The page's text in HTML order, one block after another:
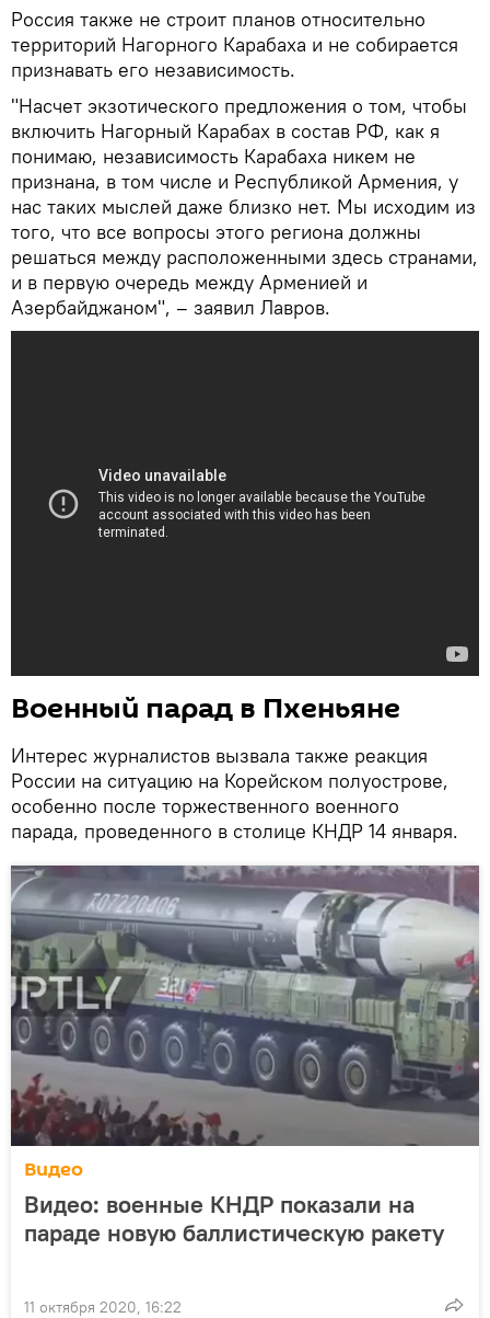
Россия также не строит планов относительно
территорий Нагорного Карабаха и не собирается
признавать его независимость.
"Насчет экзотического предложения о том, чтобы
включить Нагорный Карабах в состав РФ, как я
понимаю, независимость Карабаха никем не
признана, в том числе и Республикой Армения, у
нас таких мыслей даже близко нет. Мы исходим из
того, что все вопросы этого региона должны
решаться между расположенными здесь странами,
и в первую очередь между Арменией и
Азербайджаном", – заявил Лавров.
Военный парад в Пхеньяне
Интерес журналистов вызвала также реакция
России на ситуацию на Корейском полуострове,
особенно после торжественного военного
парада, проведенного в столице КНДР 14 января.
Видео
Видео: военные КНДР показали на
параде новую баллистическую ракету
11 октября 2020, 16:22